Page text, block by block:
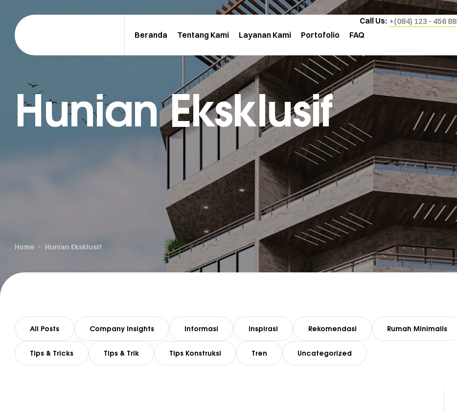
Beranda Tentang Kami Layanan Kami Portofolio FAQ
Call Us: +(084) 123 - 456 88
Hunian Eksklusif
Home Hunian Eksklusif
All Posts Company Insights Informasi Inspirasi Rekomendasi Rumah Minimalis
Tips & Tricks Tips & Trik Tips Konstruksi Tren Uncategorized